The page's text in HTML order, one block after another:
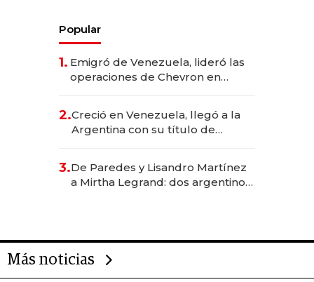
Popular
1. Emigró de Venezuela, lideró las
operaciones de Chevron en
2.Creció en Venezuela, llegó a la
Argentina con su título de
las marcas "fast premium"
3.De Paredes y Lisandro Martínez
a Mirtha Legrand: dos argentinos
Más noticias